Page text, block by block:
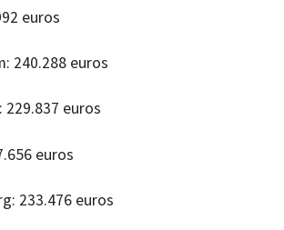
euros
240.288 euros
euros
euros
233.476 euros